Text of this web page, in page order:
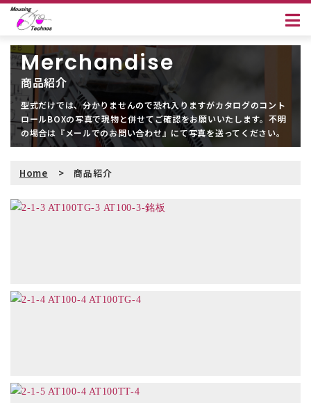
商品紹介
型式だけでは、分かりませんので恐れ入りますがカタログのコント
ロールBOXの写真で現物と併せてご確認をお願いいたします。 不明
の場合は『メールでのお問い合わせ』にて写真を送ってください。
Home 商品紹介